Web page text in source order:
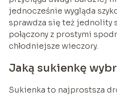
jednocześnie wygląda
sprawdza się też jednolity
połączony z prostymi
chłodniejsze wieczory.
Jaką sukienkę
Sukienka to najprostsza